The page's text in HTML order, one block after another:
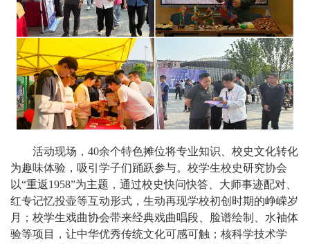
活动现场，40余个特色摊位将专业知识、校史文化转化
为趣味体验，吸引学子们踊跃参与。校学生校史研究协会
以“重返1958”为主题，通过校史快问快答、大师事迹配对、
红专记忆投壶等互动形式，生动再现学校初创时期的峥嵘岁
月；校学生戏曲协会带来经典戏曲唱段、脸谱绘制、水袖体
验等项目，让中华优秀传统文化可感可触；核科学技术学